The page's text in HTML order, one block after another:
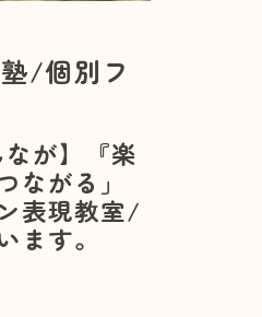
/個別フ
が】『楽
がる」
表現教室/
す。